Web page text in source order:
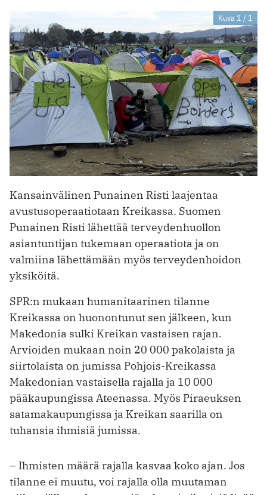
Kuva 1 / 1
Kansainvälinen Punainen Risti laajentaa
avustusoperaatiotaan Kreikassa. Suomen
Punainen Risti lähettää terveydenhuollon
asiantuntijan tukemaan operaatiota ja on
valmiina lähettämään myös terveydenhoidon
yksiköitä.
SPR:n mukaan humanitaarinen tilanne
Kreikassa on huonontunut sen jälkeen, kun
Makedonia sulki Kreikan vastaisen rajan.
Arvioiden mukaan noin 20 000 pakolaista ja
siirtolaista on jumissa Pohjois-Kreikassa
Makedonian vastaisella rajalla ja 10 000
pääkaupungissa Ateenassa. Myös Piraeuksen
satamakaupungissa ja Kreikan saarilla on
tuhansia ihmisiä jumissa.
– Ihmisten määrä rajalla kasvaa koko ajan. Jos
tilanne ei muutu, voi rajalla olla muutaman